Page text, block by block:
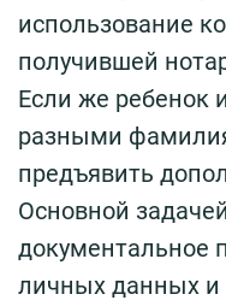
использование
получившей
Если же ребенок
разными
предъявить
Основной
документальное
личных данных и